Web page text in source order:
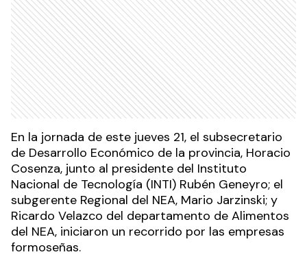
En la jornada de este jueves 21, el subsecretario
de Desarrollo Económico de la provincia, Horacio
Cosenza, junto al presidente del Instituto
Nacional de Tecnología (INTI) Rubén Geneyro; el
subgerente Regional del NEA, Mario Jarzinski; y
Ricardo Velazco del departamento de Alimentos
del NEA, iniciaron un recorrido por las empresas
formoseñas.